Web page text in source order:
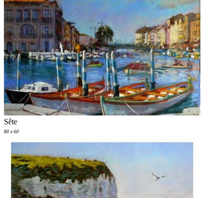
Sête
80 x 60